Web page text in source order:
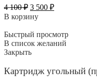
4 100₽ Первоначальная
цена
составляла
4
100 ₽.
3 500 ₽Текущая
500 ₽.
В корзину
Быстрый просмотр
В список желаний
Закрыть
Картридж угольный